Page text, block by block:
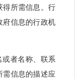
得所需信息。行
府信息的行政机
者名称、联系
需信息的描述应